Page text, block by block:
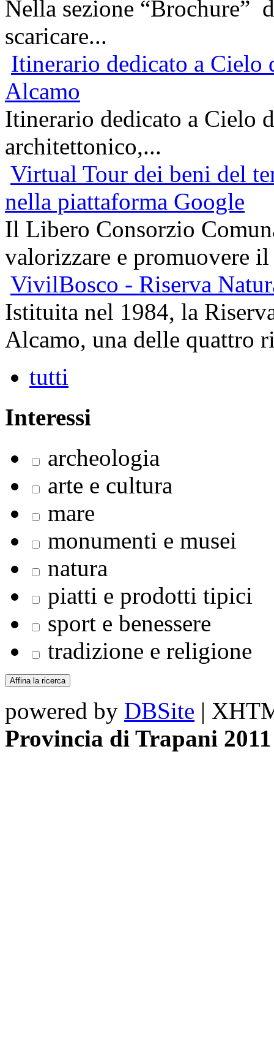
Nella sezione “Brochure”
scaricare...
Itinerario dedicato a
Alcamo
Itinerario dedicato a Cielo
architettonico,...
Virtual Tour dei beni del
nella piattaforma Google
Il Libero Consorzio
valorizzare e promuovere
VivilBosco - Riserva
Istituita nel 1984, la
Alcamo, una delle quattro
tutti
Interessi
archeologia
arte e cultura
mare
monumenti e musei
natura
piatti e prodotti tipici
sport e benessere
tradizione e religione
powered by DBSite |
Provincia di Trapani 2011